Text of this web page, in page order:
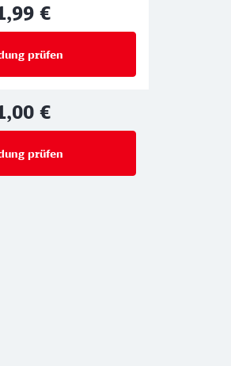
€
prüfen
€
prüfen